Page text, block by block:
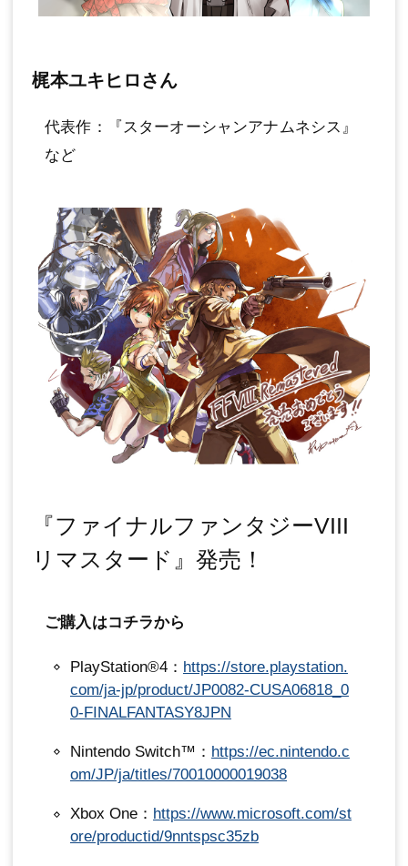
梶本ユキヒロさん
代表作：『スターオーシャンアナムネシス』
など
『ファイナルファンタジーVIII
リマスタード』発売！
ご購入はコチラから
PlayStation®4： https://store.playstation.
com/ja-jp/product/JP0082-CUSA06818_0
0-FINALFANTASY8JPN
Nintendo Switch™： https://ec.nintendo.c
om/JP/ja/titles/70010000019038
Xbox One： https://www.microsoft.com/st
ore/productid/9nntspsc35zb